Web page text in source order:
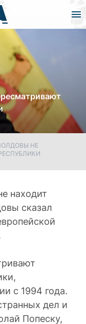
НЕ
находит
сказал
с 1994 года.
дел и
Попеску,